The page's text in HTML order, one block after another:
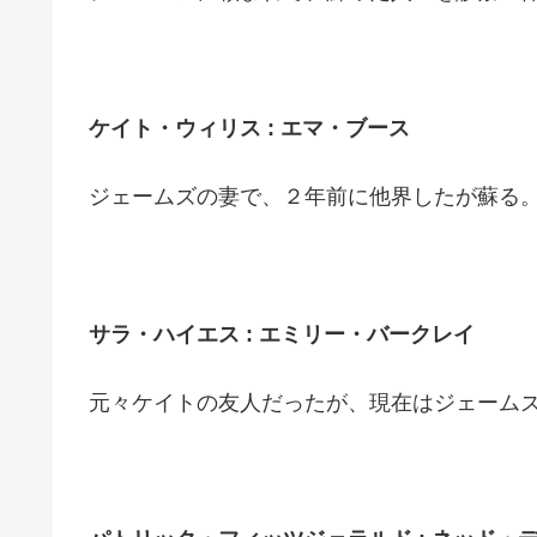
ケイト・ウィリス : エマ・ブース
ジェームズの妻で、２年前に他界したが蘇る。
サラ・ハイエス : エミリー・バークレイ
元々ケイトの友人だったが、現在はジェームズ